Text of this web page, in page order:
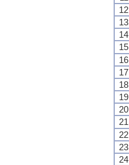
12
13
14
15
16
17
18
19
20
21
22
23
24